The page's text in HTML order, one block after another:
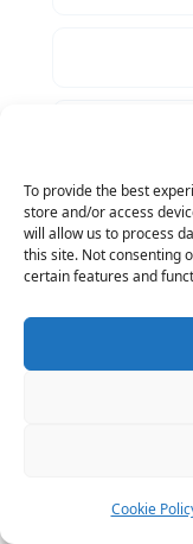
To provide the best
store and/or access
will allow us to process
this site. Not consenting
certain features and
Cookie